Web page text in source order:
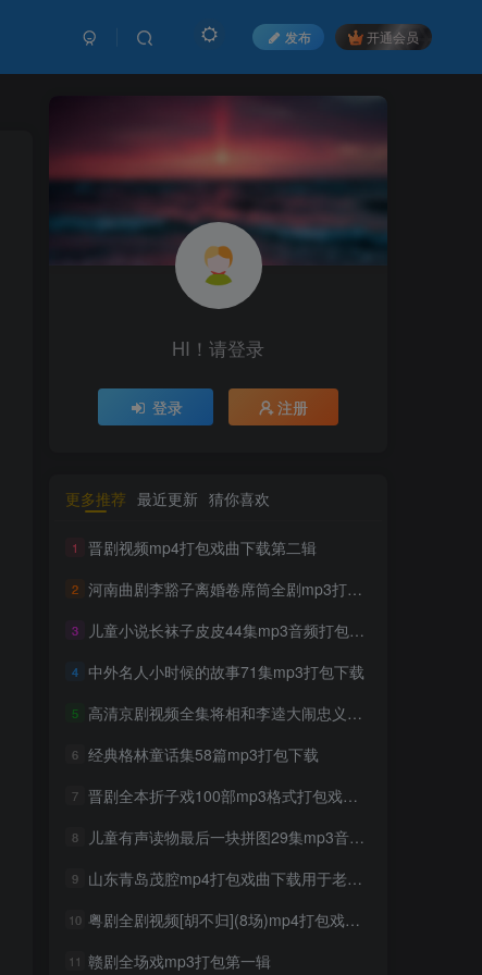
发布 开通会员
HI！请登录
登录 注册
更多推荐 最近更新 猜你喜欢
1 晋剧视频mp4打包戏曲下载第二辑
2 河南曲剧李豁子离婚卷席筒全剧mp3打包戏曲下载
3 儿童小说长袜子皮皮44集mp3音频打包下载
4 中外名人小时候的故事71集mp3打包下载
5 高清京剧视频全集将相和李逵大闹忠义堂等8部mp4打包戏曲下载
6 经典格林童话集58篇mp3打包下载
7 晋剧全本折子戏100部mp3格式打包戏曲下载
8 儿童有声读物最后一块拼图29集mp3音频打包下载
9 山东青岛茂腔mp4打包戏曲下载用于老人唱戏机
10 粤剧全剧视频[胡不归](8场)mp4打包戏曲下载
11 赣剧全场戏mp3打包第一辑
HI！请登录
登录 注册
1699人已阅读
豫剧经典唱段大全850首mp3打包戏曲下
TOP1
合集
2年前 1298人已阅读
TOP2
收藏版郭德纲相声专辑mp3
打包戏曲下载
2年前 1160人已阅读
TOP3
潮剧精彩选段200多首mp3打
包戏曲下载
2年前 1157人已阅读
TOP4
猴子警长探案记第一二三季
TOP5